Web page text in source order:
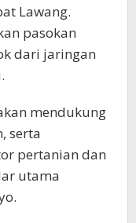
Lawang.
pasokan
dari jaringan
mendukung
serta
pertanian dan
utama